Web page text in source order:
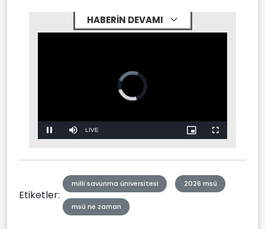
HABERİN DEVAMI
Pause Mute Stream
LIVE
Picture-
in-
Fullscreen
Etiketler:
milli savunma üniversitesi 2026 msü
msü ne zaman